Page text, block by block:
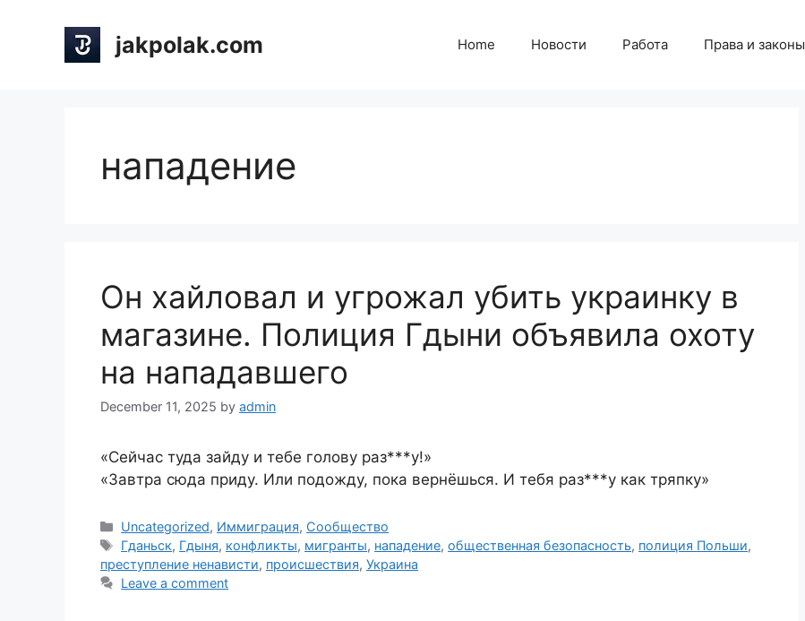
jakpolak.com Home Новости Работа Права и законы
нападение
Он хайловал и угрожал убить украинку в
магазине. Полиция Гдыни объявила охоту
на нападавшего
December 11, 2025 by admin
«Сейчас туда зайду и тебе голову раз***у!»
«Завтра сюда приду. Или подожду, пока вернёшься. И тебя раз***у как тряпку»
Categories
Uncategorized, Иммиграция, Сообщество
Tags
Гданьск, Гдыня, конфликты, мигранты, нападение,общественная безопасность, полиция Польши,
преступление ненависти, происшествия, Украина
Leave a comment